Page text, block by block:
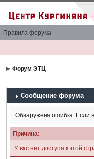
Правила форума
Форум ЭТЦ
Сообщение форума
Обнаружена ошибка. Если
Причина:
У вас нет доступа к этой